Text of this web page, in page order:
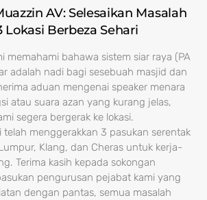
AV: Selesaikan Masalah
Lokasi Berbeza Sehari
memahami bahawa sistem siar raya (PA
adalah nadi bagi sesebuah masjid dan
aduan mengenai speaker menara
atau suara azan yang kurang jelas,
segera bergerak ke lokasi.
menggerakkan 3 pasukan serentak
Klang, dan Cheras untuk kerja-
Terima kasih kepada sokongan
pengurusan pejabat kami yang
dengan pantas, semua masalah